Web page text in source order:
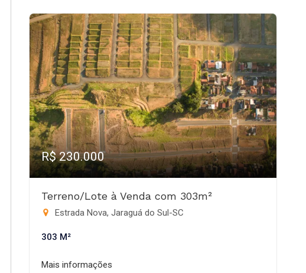
R$ 230.000
Terreno/Lote à Venda com 303m²
Estrada Nova, Jaraguá do Sul-SC
303 M²
Mais informações